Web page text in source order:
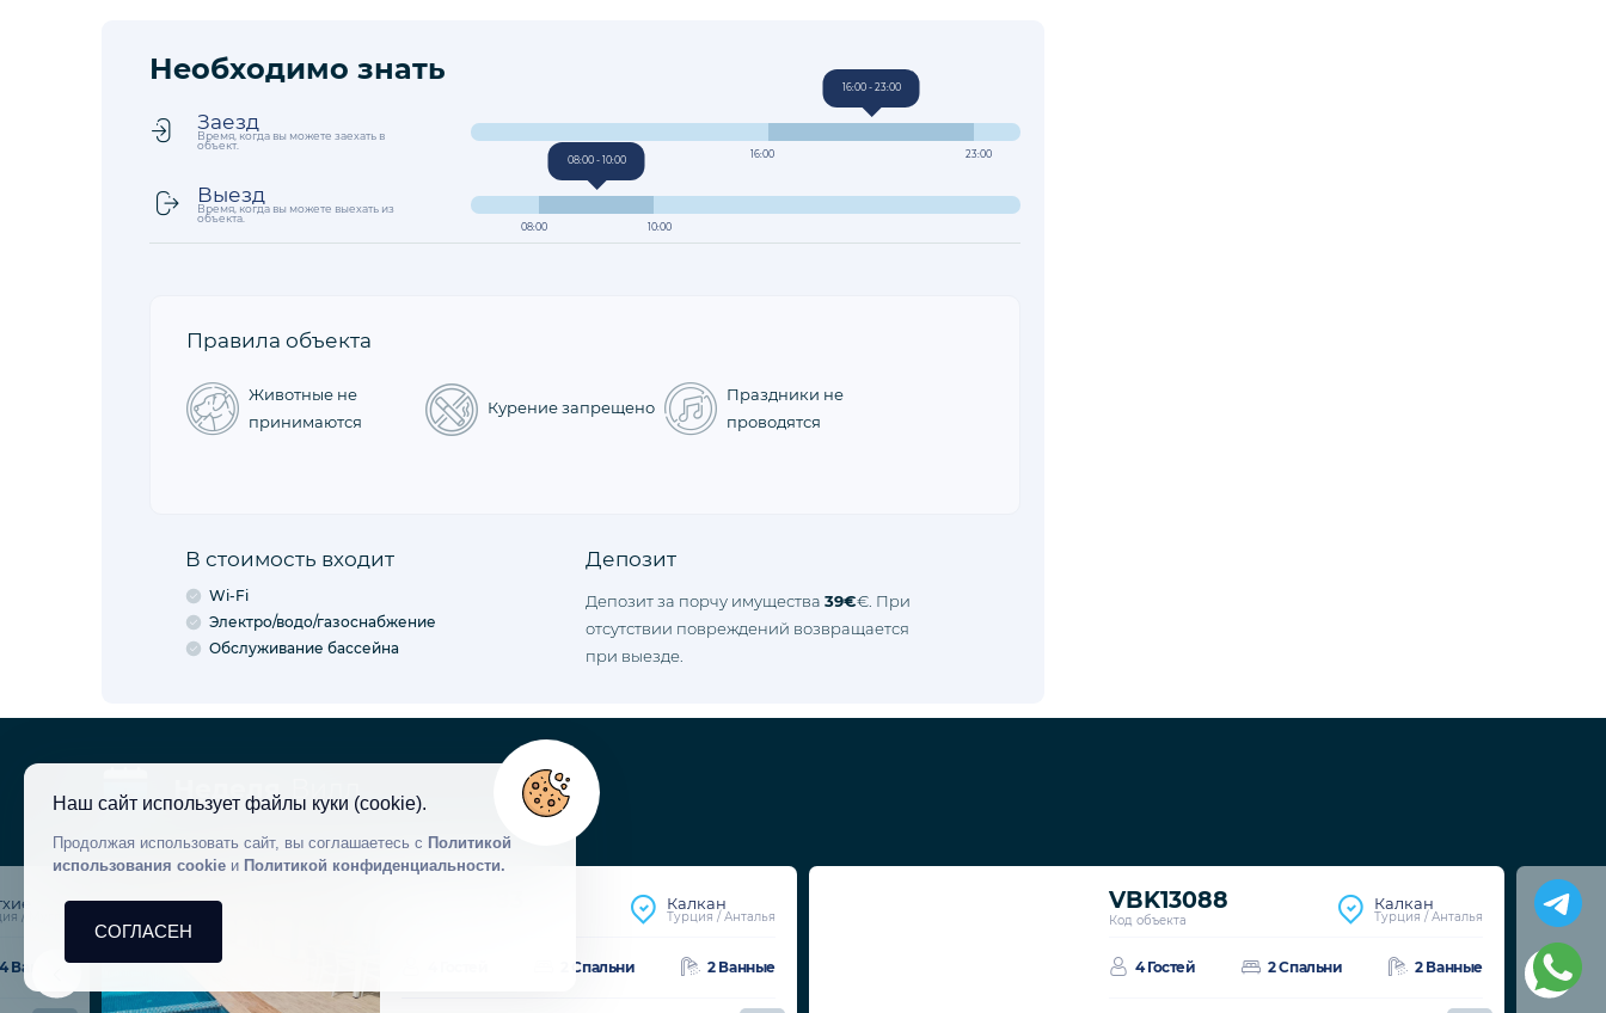
Необходимо знать
Заезд
Время, когда вы можете заехать в
объект.
16:00 23:00
16:00 - 23:00
Выезд
Время, когда вы можете выехать из
объекта.
08:00 10:00
08:00 - 10:00
Правила объекта
Животные не
принимаются
Курение запрещено
Праздники не
проводятся
В стоимость входит
Wi-Fi
Электро/водо/газоснабжение
Обслуживание бассейна
Депозит
Депозит за порчу имущества 39€€. При
отсутствии повреждений возвращается
при выезде.
Неделя Вилл
/ Мугла
4 Ванные
Калкан
Турция / Анталья
2 Спальни 2 Ванные
VBK13088
Код объекта
Калкан
Турция / Анталья
4 Гостей 2 Спальни 2 Ванные
Наш сайт использует файлы куки (cookie).
Продолжая использовать сайт, вы соглашаетесь с Политикой
использования cookieи Политикой конфиденциальности.
СОГЛАСЕН